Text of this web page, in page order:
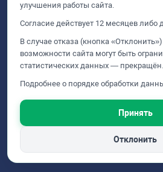
предоставленная на нем, носит исключительно
прикаких условиях не является публичной
Статьи 437 ГК РФ.
Способы оплаты:
улучшения работы сайта.
Согласие действует 12 месяцев либо
В случае отказа (кнопка
возможности сайта могут быть
статистических данных — прекращён.
Подробнее о порядке обработки
Политике применения
Принять
Отклонить